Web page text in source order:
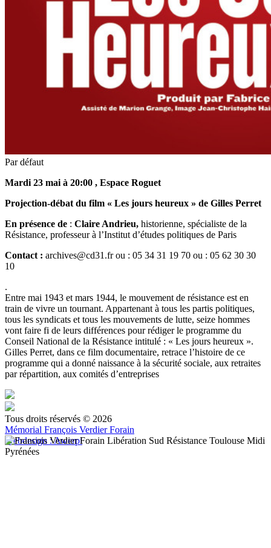
Par défaut
Mardi 23 mai à 20:00 , Espace Roguet
Projection-débat du film « Les jours heureux » de Gilles Perret
En présence de : Claire Andrieu, historienne, spécialiste de la
Résistance, professeur à l’Institut d’études politiques de Paris
Contact : archives@cd31.fr ou : 05 34 31 19 70 ou : 05 62 30 30
10
.
Entre mai 1943 et mars 1944, le mouvement de résistance est en
train de vivre un tournant. Appartenant à tous les partis politiques,
tous les syndicats et tous les mouvements de lutte, seize hommes
vont faire fi de leurs différences pour rédiger le programme du
Conseil National de la Résistance intitulé : « Les jours heureux ».
Gilles Perret, dans ce film documentaire, retrace l’histoire de ce
programme qui a donné naissance à la sécurité sociale, aux retraites
par répartition, aux comités d’entreprises
Tous droits réservés © 2026
Mémorial François Verdier Forain
Webdesign : Awerpi